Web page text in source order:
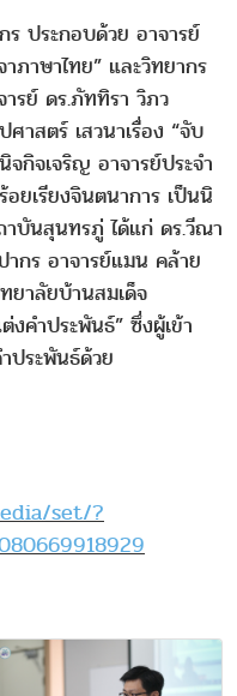
ประกอบด้วย อาจารย์
ภาษาไทย” และวิทยากร
รย์ ดร.ภัททิรา วิภว
าสตร์ เสวนาเรื่อง “จับ
กิจเจริญ อาจารย์ประจำ
ยเรียงจินตนาการ เป็นนิ
าบันสุนทรภู่ ได้แก่ ดร.วีณา
กร อาจารย์แมน คล้าย
ยาลัยบ้านสมเด็จ
งคำประพันธ์” ซึ่งผู้เข้า
ประพันธ์ด้วย
set/?